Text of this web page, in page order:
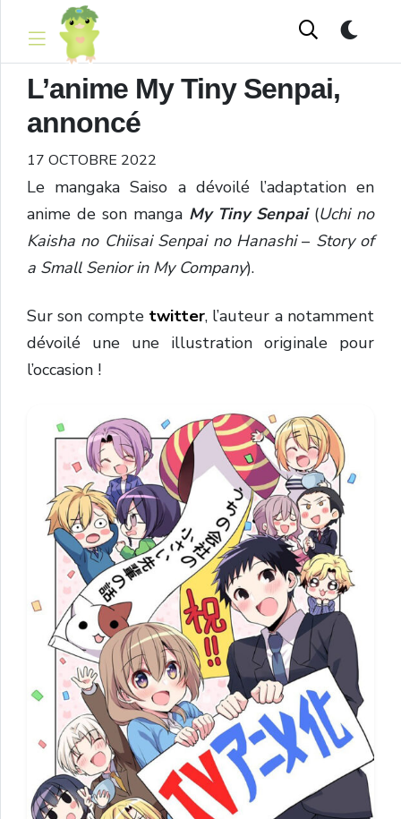
L’anime My Tiny Senpai,
annoncé
17 OCTOBRE 2022
Le mangaka Saiso a dévoilé l’adaptation en
anime de son manga My Tiny Senpai(Uchi no
Kaisha no Chiisai Senpai no Hanashi– Story of
a Small Senior in My Company).
Sur son compte twitter, l’auteur a notamment
dévoilé une une illustration originale pour
l’occasion !